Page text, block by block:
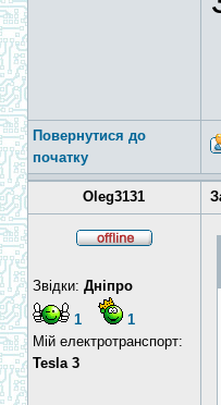
Повернутися до
початку
Oleg3131
Звідки: Дніпро
1
1
Мій електротранспорт:
Tesla 3